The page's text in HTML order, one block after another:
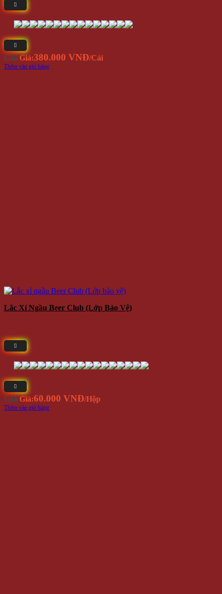
Giá Giá:380.000 VNĐ/Cái
Thêm vào giỏ hàng
Lắc Xí Ngầu Beer Club (Lớp Bảo Vệ)
Giá Giá:60.000 VNĐ/Hộp
Thêm vào giỏ hàng